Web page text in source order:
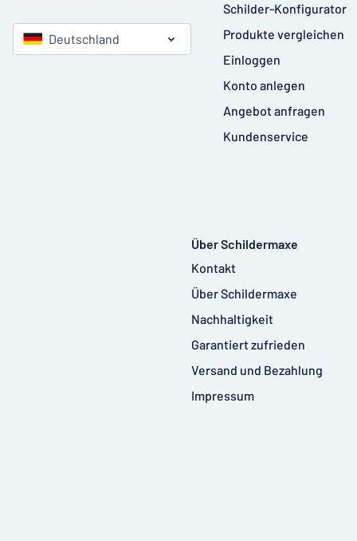
Deutschland
Schilder-Konfigurator
Produkte vergleichen
Einloggen
Konto anlegen
Angebot anfragen
Kundenservice
Über Schildermaxe
Kontakt
Über Schildermaxe
Nachhaltigkeit
Garantiert zufrieden
Versand und Bezahlung
Impressum